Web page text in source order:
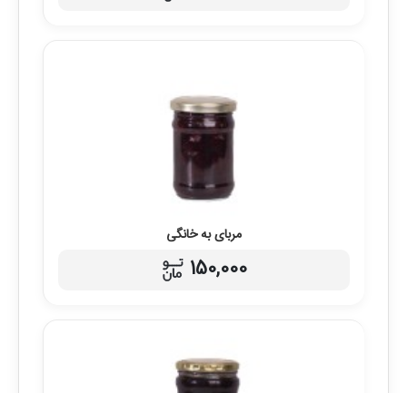
مربای به خانگی
150,000